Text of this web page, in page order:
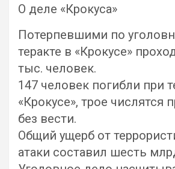
О деле «Крокуса»
Потерпевшими по
теракте в «Крокусе»
тыс. человек.
147 человек погибли при
«Крокусе», трое числятся
без вести.
Общий ущерб от
атаки составил шесть